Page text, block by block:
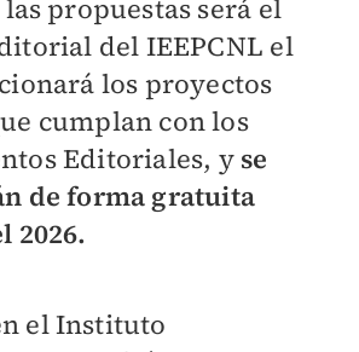
propuestas será el
del IEEPCNL el
los proyectos
cumplan con los
Editoriales, y se
de forma gratuita
2026.
el Instituto